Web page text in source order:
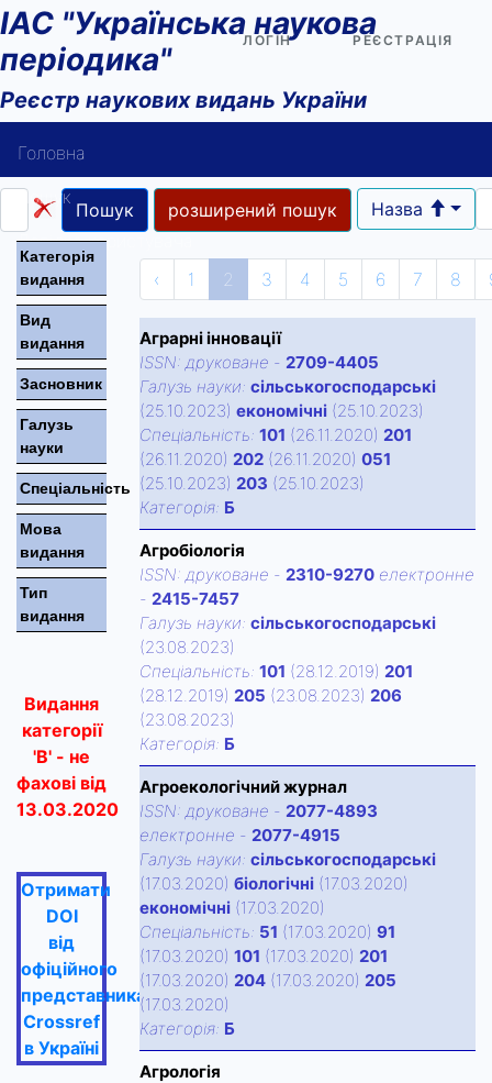
ІАС "Українська наукова
періодика"
Реєстр наукових видань України
ЛОГІН РЕЄСТРАЦІЯ
Головна
Пошук
Довідка користувача
Контакти
Пошук розширений пошук Назва
Категорiя
видання
Вид
видання
Засновник
Галузь
науки
Спецiальнiсть
Мова
видання
Тип
видання
Видання
категорії
'В' - не
фахові від
13.03.2020
Отримати
DOI
від
офіційного
представника
Crossref
в Україні
‹ 1 2 3 4 5 6 7 8
Аграрні інновації
ISSN: друковане - 2709-4405
Галузь науки: сільськогосподарські
(25.10.2023) економічні (25.10.2023)
Спецiальнiсть: 101 (26.11.2020) 201
(26.11.2020) 202 (26.11.2020) 051
(25.10.2023) 203 (25.10.2023)
Категорiя: Б
Агробіологія
ISSN: друковане - 2310-9270 електронне
- 2415-7457
Галузь науки: сільськогосподарські
(23.08.2023)
Спецiальнiсть: 101 (28.12.2019) 201
(28.12.2019) 205 (23.08.2023) 206
(23.08.2023)
Категорiя: Б
Агроекологічний журнал
ISSN: друковане - 2077-4893
електронне - 2077-4915
Галузь науки: сільськогосподарські
(17.03.2020) біологічні (17.03.2020)
економічні (17.03.2020)
Спецiальнiсть: 51 (17.03.2020) 91
(17.03.2020) 101 (17.03.2020) 201
(17.03.2020) 204 (17.03.2020) 205
(17.03.2020)
Категорiя: Б
Агрологія